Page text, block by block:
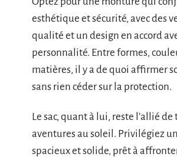
esthétique et sécurité, avec des
qualité et un design en accord
personnalité. Entre formes,
matières, il y a de quoi affirmer
sans rien céder sur la protection.
Le sac, quant à lui, reste l’allié de
aventures au soleil. Privilégiez
spacieux et solide, prêt à